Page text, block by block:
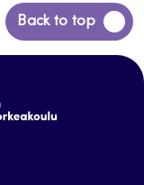
Back to top
Siirry
takaisin